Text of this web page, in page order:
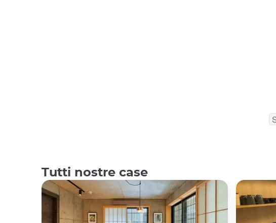
Tutti nostre case